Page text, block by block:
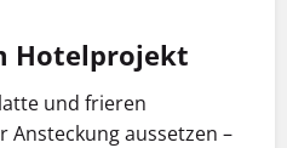
Hotelprojekt
und frieren
Ansteckung aussetzen –